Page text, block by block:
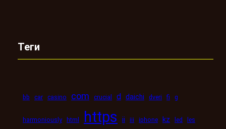
Теги
bb car casino com crucial d daichi dveri fi g
harmoniously html https ii iii iphone kz led les